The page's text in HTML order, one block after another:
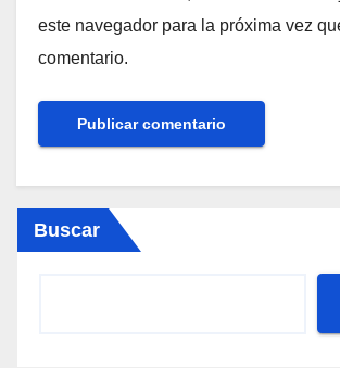
este navegador para la próxima vez
comentario.
Buscar